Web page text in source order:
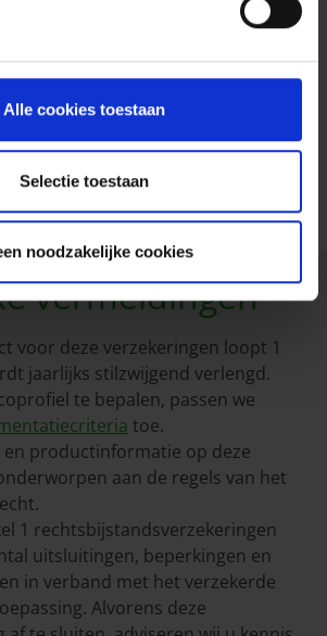
Alle cookies toestaan
Selectie toestaan
noodzakelijke cookies
vermeldingen
voor deze verzekeringen loopt 1
jaarlijks stilzwijgend verlengd.
te bepalen, passen we
toe.
en productinformatie op deze
aan de regels van het
1 rechtsbijstandsverzekeringen
uitsluitingen, beperkingen en
in verband met het verzekerde
Alvorens deze